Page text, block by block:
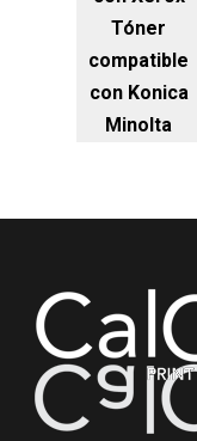
Tóner
compatible
con Konica
Minolta